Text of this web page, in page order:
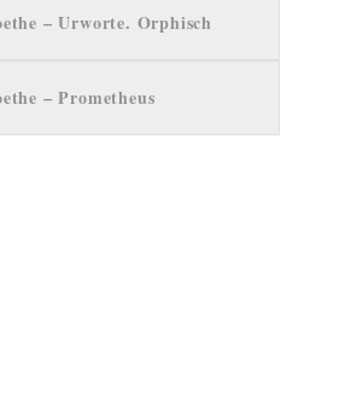
– Urworte. Orphisch
– Prometheus